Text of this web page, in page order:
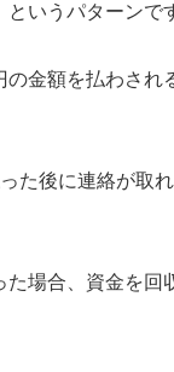
いうパターンで
金額を払わされ
た後に連絡が取
た場合、資金を回